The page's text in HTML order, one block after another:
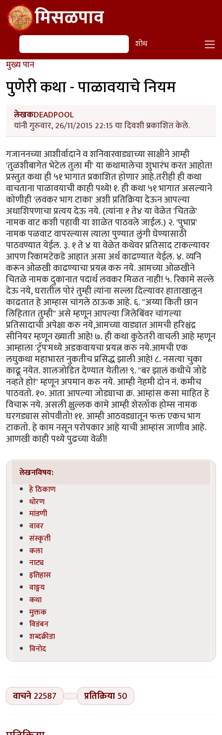
Skip to main contentमिसळपाव
शोध शोध
मुख्य पान
पुणेरी कथा - पाळावयाचे नियम
लेखकDEADPOOL
यांनी गुरुवार, 26/11/2015 22:15 या दिवशी प्रकाशित केले.
गजाननच्या आशीर्वादाने व शनिवारवाड्याच्या साक्षीने आम्ही
'तुळशीबागेत भेटेल तुला मी' या कथामालेचा शुभारंभ करत आहोत!
प्रस्तुत कथा ही ५१ भागात प्रकाशित होणार आहे.तरीही ही कथा
वाचताना पाळावयाची काही पथ्ये! १. ही कथा ५१ भागात असल्याने
कोणीही 'लवकर भाग टाका' अशी प्रतिक्रिया देऊन आपल्या
अधाशिपणाचा प्रत्यय देऊ नये. (त्यांना १ ते४ या वेळेत 'चितळे'
नामक वाट कशी पहावी या शाळेत पाठवले जाईल.) २. 'पुभाप्र'
नामक पळवाट वापरल्यास त्याला पुण्यात लुंगी घेण्यासाठी
पाठवण्यात येईल. ३. १ ते ४ या वेळेत कथेवर प्रतिसाद टाकल्यावर
आपण रिकामटेकडे आहात असा अर्थ काढण्यात येईल. ४. व्यनि
करून ओळखी काढण्याचा प्रयत्न करु नये. आमच्या ओळखीने
चितळे नामक दुकानात पदार्थ लवकर मिळत नाही! ५. रिकामे सल्ले
देऊ नये, घरातील पोरं तुम्ही त्यांना सल्ला दिल्यावर हाताखालून
काढतात हे आम्हास चांगले ठाऊक आहे. ६. "अय्या किती छान
लिहितात तुम्ही" असे म्हणून आपल्या जिलेबिंवर चांगल्या
प्रतिसादाची अपेक्षा करु नये,आमच्या वाड्यात आमची हरिश्चंद्र
सीनियर म्हणून ख्याती आहे! ७. ही कथा कुठेतरी वाचली आहे म्हणून
आम्हाला 'ट्रॅप'मध्ये अडकवायचा प्रयत्न करु नये.आमची एक
लघुकथा महाभारत नुकतीच प्रसिद्ध झाली आहे! ८. नसत्या चुका
काढू नयेत. शालजोडित देण्यात येतील! ९. "बर झालं कधीचे जोडे
नव्हते हो!" म्हणून अपमान करु नये. आम्ही नेहमी दोन नं. कमीच
पाठवतो. १०. आता आपल्या जोड्याचा क्र. आम्हांस कसा माहित हे
विचारू नये. असली क्षुल्लक कामे आम्ही शेरलॉक होम्स नामक
घरगड्यास सोपवीतो! ११. आम्ही आठवड्यातून फक्त एकच भाग
टाकतो. हे काम नसून परोपकार आहे याची आम्हांस जाणीव आहे.
आणखी काही पथ्ये पुढच्या वेळी!
लेखनविषय:
हे ठिकाण
धोरण
मांडणी
वावर
संस्कृती
कला
नाट्य
इतिहास
वाङ्मय
कथा
मुक्तक
विडंबन
शब्दक्रीडा
विनोद
वाचने 22587 प्रतिक्रिया50